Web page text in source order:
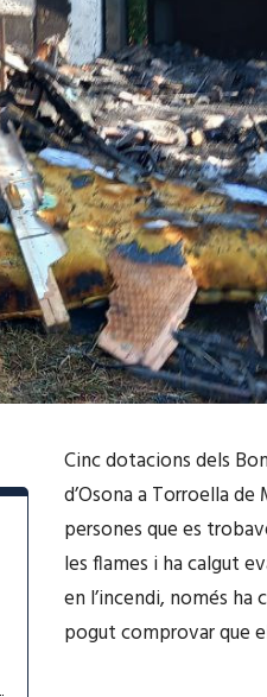
Cinc dotacions dels
d’Osona a Torroella de
persones que es
les flames i ha calgut
en l’incendi, només ha
pogut comprovar que